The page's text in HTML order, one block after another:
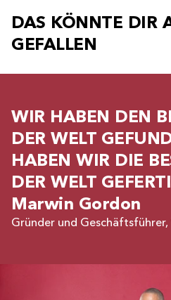
DAS KÖNNTE DIR
GEFALLEN
WIR HABEN DEN
DER WELT
HABEN WIR DIE
DER WELT
Marwin Gordon
Gründer und Geschäftsführer,